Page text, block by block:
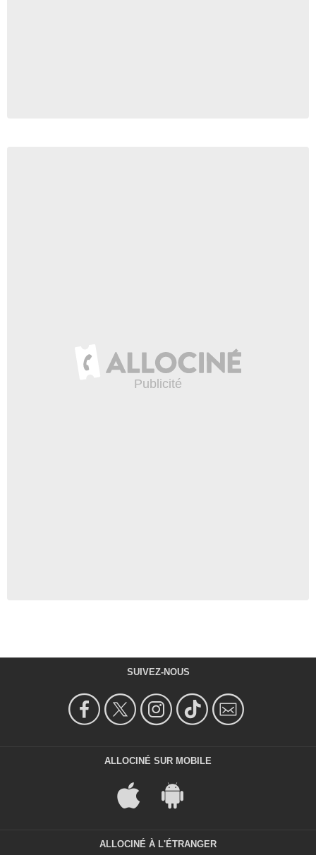
SUIVEZ-NOUS
ALLOCINÉ SUR MOBILE
ALLOCINÉ À L'ÉTRANGER